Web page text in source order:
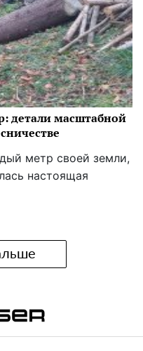
детали масштабной
метр своей земли,
настоящая